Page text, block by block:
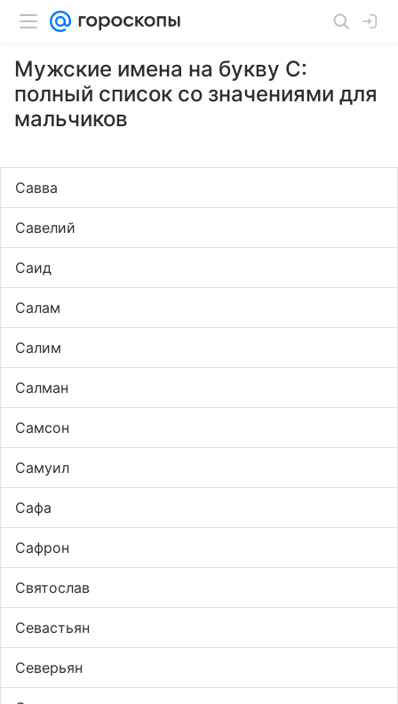
Мужские имена на букву С:
полный список со значениями для
мальчиков
Савва
Савелий
Саид
Салам
Салим
Салман
Самсон
Самуил
Сафа
Сафрон
Святослав
Севастьян
Северьян